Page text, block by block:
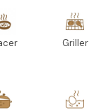
Griller